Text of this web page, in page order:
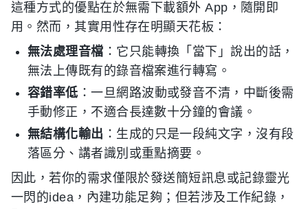
這種方式的優點在於無需下載額外 App，隨開即
用。然而，其實用性存在明顯天花板：
無法處理音檔 ：它只能轉換「當下」說出的話，
無法上傳既有的錄音檔案進行轉寫。
容錯率低 ：一旦網路波動或發音不清，中斷後需
手動修正，不適合長達數十分鐘的會議。
無結構化輸出 ：生成的只是一段純文字，沒有段
落區分、講者識別或重點摘要。
因此，若你的需求僅限於發送簡短訊息或記錄靈光
一閃的idea，內建功能足夠；但若涉及工作紀錄，